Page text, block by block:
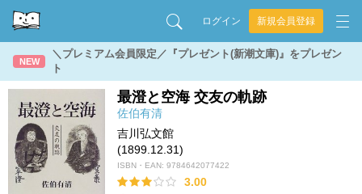
ログイン 新規会員登録
NEW
＼プレミアム会員限定／『プレゼント(新潮文庫)』をプレゼン
ト
最澄と空海 交友の軌跡
佐伯有清
吉川弘文館
(1899.12.31)
ISBN・EAN: 9784642077422
3.00